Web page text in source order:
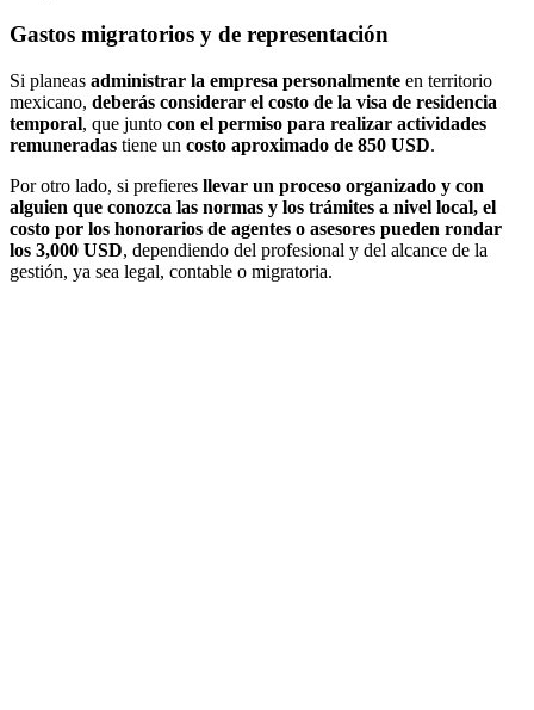
Gastos migratorios y de representación
Si planeas administrar la empresa personalmente en territorio
mexicano, deberás considerar el costo de la visa de residencia
temporal, que junto con el permiso para realizar actividades
remuneradas tiene un costo aproximado de 850 USD.
Por otro lado, si prefieres llevar un proceso organizado y con
alguien que conozca las normas y los trámites a nivel local, el
costo por los honorarios de agentes o asesores pueden rondar
los 3,000 USD, dependiendo del profesional y del alcance de la
gestión, ya sea legal, contable o migratoria.